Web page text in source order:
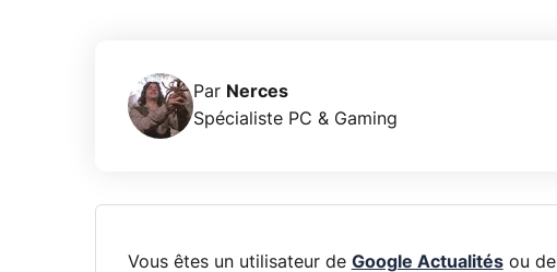
Par Nerces
Spécialiste PC & Gaming
Vous êtes un utilisateur de Google Actualitésou de